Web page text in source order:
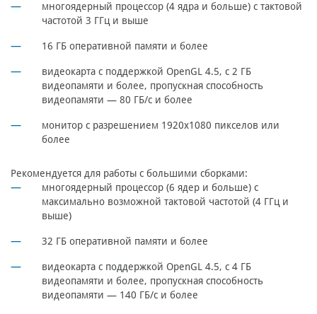
многоядерный процессор (4 ядра и больше) с тактовой
частотой 3 ГГц и выше
16 ГБ оперативной памяти и более
видеокарта с поддержкой OpenGL 4.5, с 2 ГБ
видеопамяти и более, пропускная способность
видеопамяти — 80 ГБ/с и более
монитор с разрешением 1920х1080 пикселов или
более
Рекомендуется для работы с большими сборками:
многоядерный процессор (6 ядер и больше) с
максимально возможной тактовой частотой (4 ГГц и
выше)
32 ГБ оперативной памяти и более
видеокарта с поддержкой OpenGL 4.5, с 4 ГБ
видеопамяти и более, пропускная способность
видеопамяти — 140 ГБ/с и более